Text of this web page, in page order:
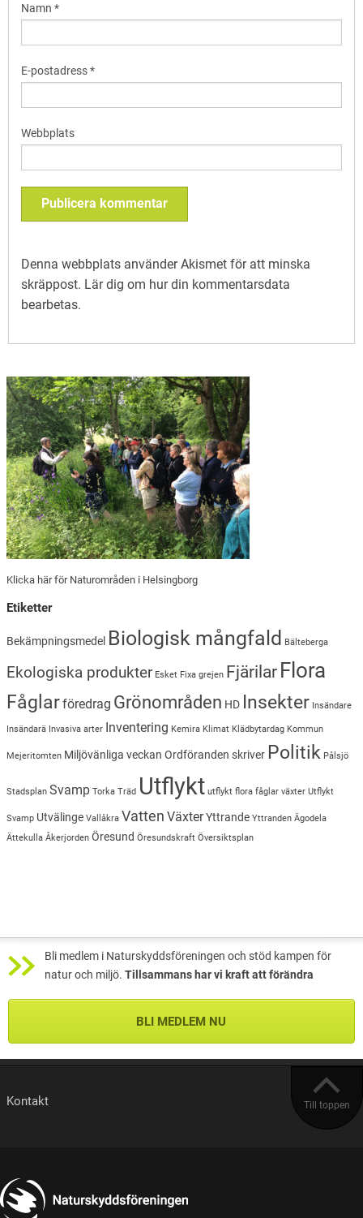
Namn *
E-postadress*
Webbplats
Denna webbplats använder Akismet för att minska
skräppost. Lär dig om hur din kommentarsdata
bearbetas.
Klicka här för Naturområden i Helsingborg
Etiketter
Bekämpningsmedel Biologisk mångfald Bälteberga
Ekologiska produkter Esket Fixa grejen Fjärilar Flora
Fåglarföredrag Grönområden HD Insekter Insändare
Insändarä Invasiva arter Inventering Kemira Klimat Klädbytardag Kommun
Mejeritomten Miljövänliga veckan Ordföranden skriver Politik Pålsjö
Stadsplan Svamp Torka Träd Utflykt utflykt flora fåglar växter Utflykt
Svamp Utvälinge Vallåkra Vatten VäxterYttrande Yttranden Ägodela
Ättekulla Åkerjorden Öresund Öresundskraft Översiktsplan
Bli medlem i Naturskyddsföreningen och stöd kampen för
natur och miljö. Tillsammans har vi kraft att förändra
BLI MEDLEM NU
Till toppen
Kontakt